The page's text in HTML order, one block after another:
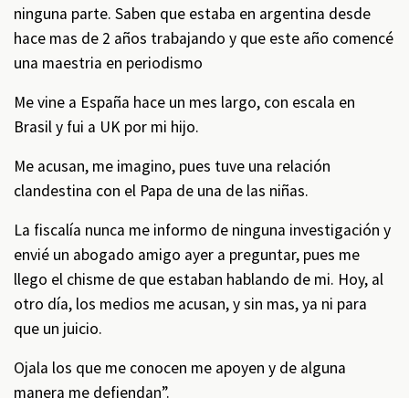
ninguna parte. Saben que estaba en argentina desde
hace mas de 2 años trabajando y que este año comencé
una maestria en periodismo
Me vine a España hace un mes largo, con escala en
Brasil y fui a UK por mi hijo.
Me acusan, me imagino, pues tuve una relación
clandestina con el Papa de una de las niñas.
La fiscalía nunca me informo de ninguna investigación y
envié un abogado amigo ayer a preguntar, pues me
llego el chisme de que estaban hablando de mi. Hoy, al
otro día, los medios me acusan, y sin mas, ya ni para
que un juicio.
Ojala los que me conocen me apoyen y de alguna
manera me defiendan”.